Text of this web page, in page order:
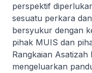
perspektif
sesuatu perkara
bersyukur dengan
pihak MUIS dan
Rangkaian Asatizah
mengeluarkan